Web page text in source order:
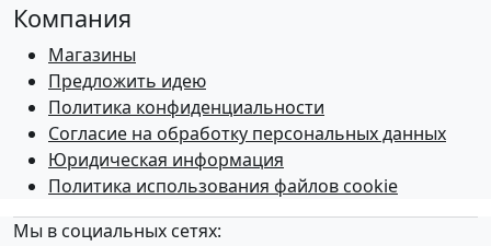
Компания
Магазины
Предложить идею
Политика конфиденциальности
Согласие на обработку персональных данных
Юридическая информация
Политика использования файлов cookie
Мы в социальных сетях: